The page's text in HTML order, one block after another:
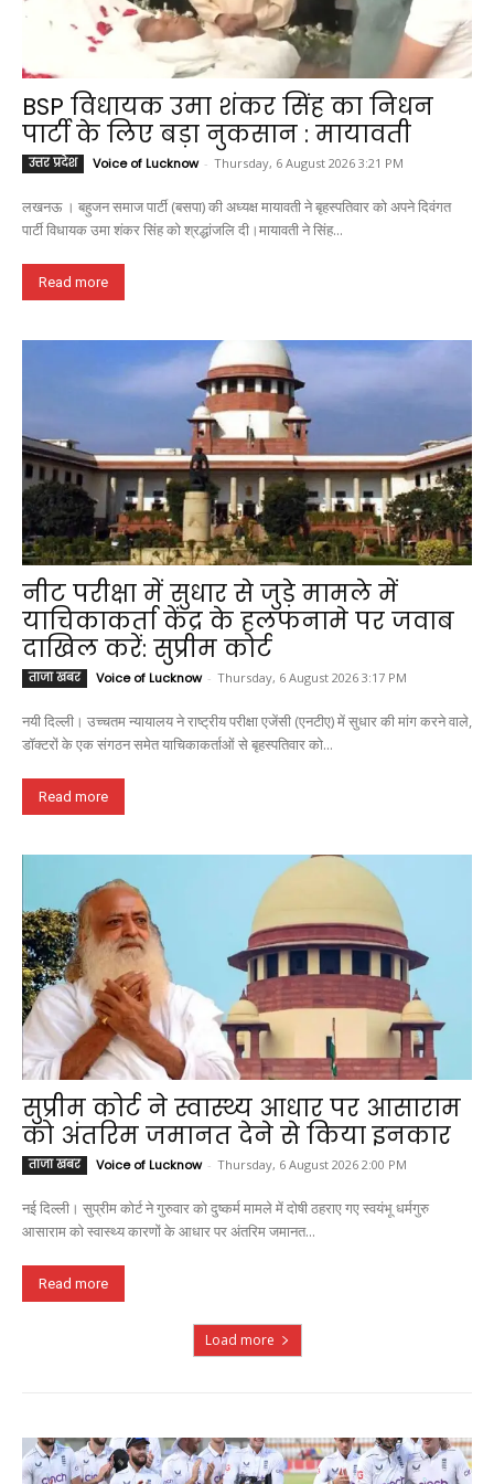
BSP विधायक उमा शंकर सिंह का निधन
पार्टी के लिए बड़ा नुकसान : मायावती
उत्तर प्रदेश Voice of Lucknow - Thursday, 6 August 2026 3:21 PM
लखनऊ । बहुजन समाज पार्टी (बसपा) की अध्यक्ष मायावती ने बृहस्पतिवार को अपने दिवंगत
पार्टी विधायक उमा शंकर सिंह को श्रद्धांजलि दी।मायावती ने सिंह...
Read more
नीट परीक्षा में सुधार से जुड़े मामले में
याचिकाकर्ता केंद्र के हलफनामे पर जवाब
दाखिल करें: सुप्रीम कोर्ट
ताजा खबर Voice of Lucknow - Thursday, 6 August 2026 3:17 PM
नयी दिल्ली। उच्चतम न्यायालय ने राष्ट्रीय परीक्षा एजेंसी (एनटीए) में सुधार की मांग करने वाले,
डॉक्टरों के एक संगठन समेत याचिकाकर्ताओं से बृहस्पतिवार को...
Read more
सुप्रीम कोर्ट ने स्वास्थ्य आधार पर आसाराम
को अंतरिम जमानत देने से किया इनकार
ताजा खबर Voice of Lucknow - Thursday, 6 August 2026 2:00 PM
नई दिल्ली। सुप्रीम कोर्ट ने गुरुवार को दुष्कर्म मामले में दोषी ठहराए गए स्वयंभू धर्मगुरु
आसाराम को स्वास्थ्य कारणों के आधार पर अंतरिम जमानत...
Read more
Load more